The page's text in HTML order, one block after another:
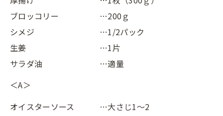
ブロッコリー
…200ｇ
シメジ
…1/2パック
生姜
…1片
サラダ油
…適量
＜A＞
オイスターソース
…大さじ1～2